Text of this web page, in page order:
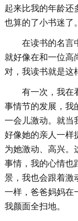
起来比我的年龄还
也算的了小书迷了。
在读书的名言
就好像在和一位高
对，我读书就是这
有一次，我在
事情节的发展，我
一会儿激动。就当
好像她的亲人一样
为她激动、高兴。
事情，我的心情也
景，我也会跟着激
一样，爸爸妈妈在
我颜面全扫地。